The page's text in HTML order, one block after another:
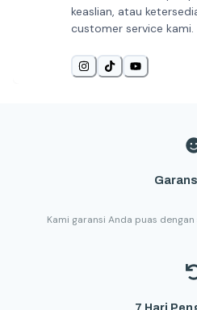
keaslian, atau
customer service kami.
Kami garansi Anda puas